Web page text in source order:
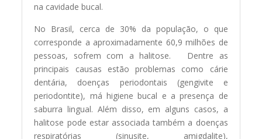
na cavidade bucal.
No Brasil, cerca de 30% da população, o que
corresponde a aproximadamente 60,9 milhões de
pessoas, sofrem com a halitose. Dentre as
principais causas estão problemas como cárie
dentária, doenças periodontais (gengivite e
periodontite), má higiene bucal e a presença de
saburra lingual. Além disso, em alguns casos, a
halitose pode estar associada também a doenças
respiratórias (sinusite, amigdalite),